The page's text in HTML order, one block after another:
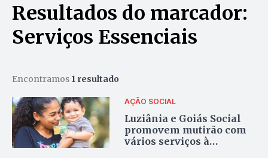
Resultados do marcador:
Serviços Essenciais
Encontramos 1 resultado
AÇÃO SOCIAL
Luziânia e Goiás Social
promovem mutirão com
vários serviços à